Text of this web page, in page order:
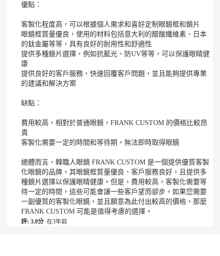
優點：
客製化程度高，可以根據個人需求和喜好定制眼鏡框和鏡片
眼鏡框質量優良，使用的材料包括意大利的醋酸纖維素、日本
的鈦金屬等等，具有良好的耐用性和舒適性
提供多種鏡片選擇，例如抗藍光、防UV等等，可以保護眼睛健
康
提供良好的客戶服務，快速回覆客戶問題，並且能夠提供專業
的建議和解決方案
缺點：
費用較高，相對於普通眼鏡，FRANK CUSTOM 的價格比較昂
貴
客製化需要一定的時間和等待期，無法即時取得眼鏡
總體而言，韓職人眼鏡 FRANK CUSTOM 是一個提供優質客製
化眼鏡的品牌，其眼鏡框質量優良、客戶服務良好，且提供多
種鏡片選擇以保護眼睛健康。但是，費用較高，客製化需要等
待一定的時間，這些可能會讓一些客戶望而卻步。如果您需要
一副優質的客製化眼鏡，並且願意為此付出較高的價格，那麼
FRANK CUSTOM 可能是值得考慮的選擇。
評: 3.0分 在3年前